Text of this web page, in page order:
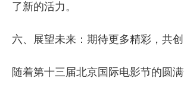
了新的活力。
六、展望未来：期待更多精彩，共
随着第十三届北京国际电影节的圆